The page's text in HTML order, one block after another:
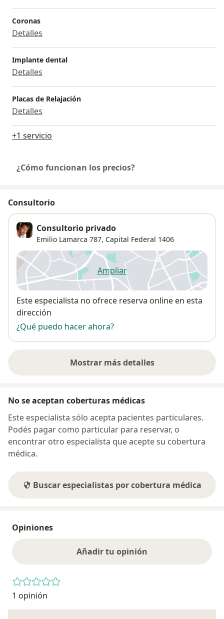
Coronas
Detalles
Implante dental
Detalles
Placas de Relajación
Detalles
+1 servicio
¿Cómo funcionan los precios?
Consultorio
Consultorio privado
Emilio Lamarca 787, Capital Federal 1406
Ampliarse abre en una nueva
Disponibilidad
Este especialista no ofrece reserva online en esta
dirección
¿Qué puedo hacer ahora?
Mostrar más detalles
sobre la dirección
No se aceptan coberturas médicas
Este especialista sólo acepta pacientes particulares.
Podés pagar como particular para reservar, o
encontrar otro especialista que acepte su cobertura
médica.
Buscar especialistas por cobertura médica
Opiniones
Añadir tu opinión
1 opinión